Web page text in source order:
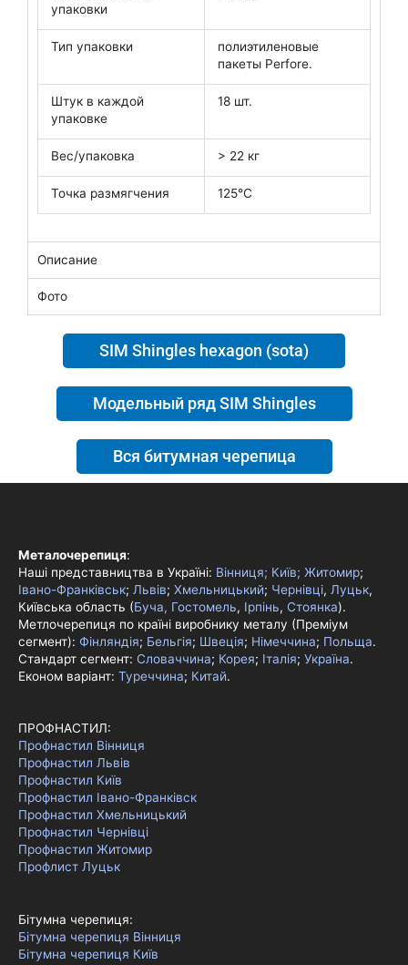
упаковки
Тип упаковки
полиэтиленовые
пакеты Perfore.
Штук в каждой
упаковке
18 шт.
Вес/упаковка > 22 кг
Точка размягчения 125°C
Описание
Фото
SIM Shingles hexagon (sota)
Модельный ряд SIM Shingles
Вся битумная черепица
Металочерепиця:
Наші представництва в Україні: Вінниця; Київ; Житомир;
Івано-Франківськ; Львів; Хмельницький; Чернівці, Луцьк,
Київська область (Буча, Гостомель, Ірпінь, Стоянка).
Метлочерепиця по країні виробнику металу (Преміум
сегмент): Фінляндія; Бельгія; Швеція; Німеччина; Польща.
Стандарт сегмент: Словаччина; Корея; Італія; Україна.
Економ варіант: Туреччина; Китай.
ПРОФНАСТИЛ:
Профнастил Вінниця
Профнастил Львів
Профнастил Київ
Профнастил Івано-Франківск
Профнастил Хмельницький
Профнастил Чернівці
Профнастил Житомир
Профлист Луцьк
Бітумна черепиця:
Бітумна черепиця Вінниця
Бітумна черепиця Київ